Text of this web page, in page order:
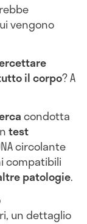
vengono
il corpo? A
condotta
test
circolante
compatibili
patologie.
un dettaglio